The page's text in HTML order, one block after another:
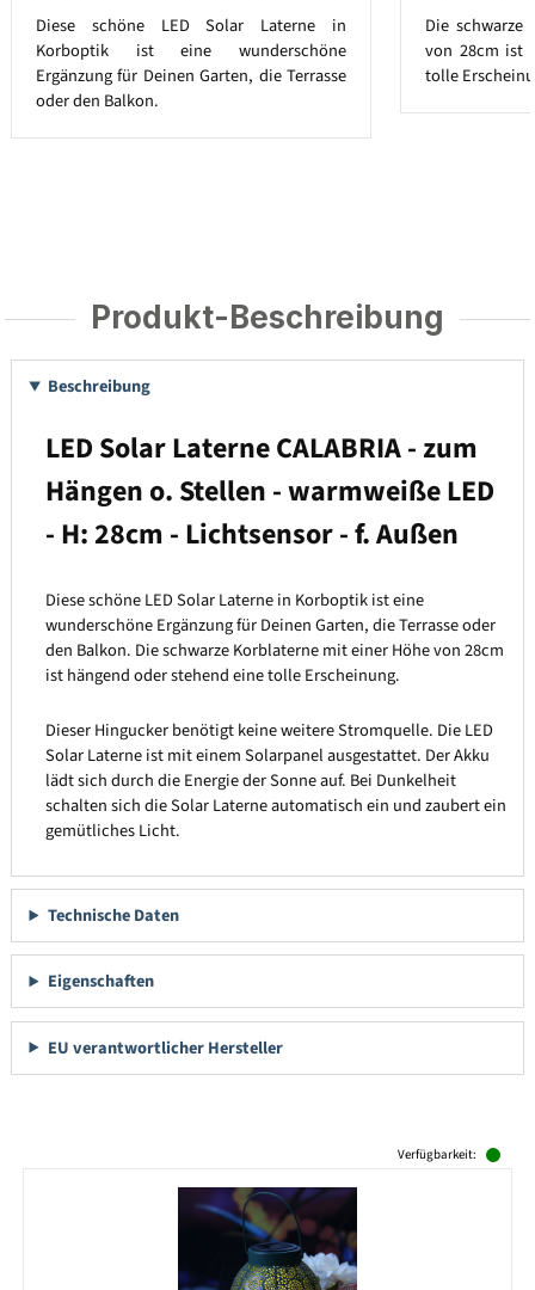
Diese schöne LED Solar Laterne in
Korboptik ist eine wunderschöne
Ergänzung für Deinen Garten, die Terrasse
oder den Balkon.
Die schwarze
von 28cm ist
tolle
Produkt-Beschreibung
Beschreibung
LED Solar Laterne CALABRIA - zum
Hängen o. Stellen - warmweiße LED
- H: 28cm - Lichtsensor - f. Außen
Diese schöne LED Solar Laterne in Korboptik ist eine
wunderschöne Ergänzung für Deinen Garten, die Terrasse oder
den Balkon. Die schwarze Korblaterne mit einer Höhe von 28cm
ist hängend oder stehend eine tolle Erscheinung.
Dieser Hingucker benötigt keine weitere Stromquelle. Die LED
Solar Laterne ist mit einem Solarpanel ausgestattet. Der Akku
lädt sich durch die Energie der Sonne auf. Bei Dunkelheit
schalten sich die Solar Laterne automatisch ein und zaubert ein
gemütliches Licht.
Technische Daten
Eigenschaften
EU verantwortlicher Hersteller
Verfügbarkeit: